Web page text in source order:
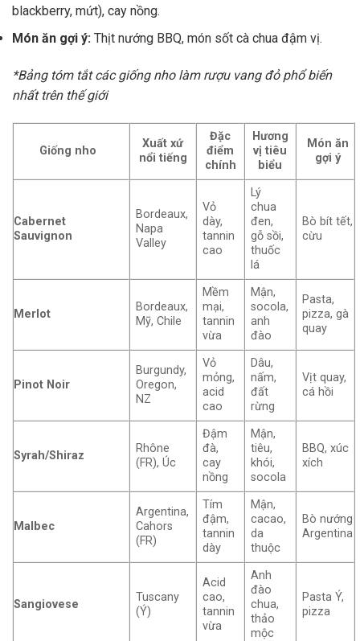
blackberry, mứt), cay nồng.
Món ăn gợi ý: Thịt nướng BBQ, món sốt cà chua đậm vị.
*Bảng tóm tắt các giống nho làm rượu vang đỏ phổ biến
nhất trên thế giới
Giống nho
Xuất xứ
nổi tiếng
Đặc
điểm
chính
Hương
vị tiêu
biểu
Món ăn
gợi ý
Cabernet
Sauvignon
Bordeaux,
Napa
Valley
Vỏ
dày,
tannin
cao
Lý
chua
đen,
gỗ sồi,
thuốc
lá
Bò bít tết,
cừu
Merlot
Bordeaux,
Mỹ, Chile
Mềm
mại,
tannin
vừa
Mận,
socola,
anh
đào
Pasta,
pizza, gà
quay
Pinot Noir
Burgundy,
Oregon,
NZ
Vỏ
mỏng,
acid
cao
Dâu,
nấm,
đất
rừng
Vịt quay,
cá hồi
Syrah/Shiraz
Rhône
(FR), Úc
Đậm
đà,
cay
nồng
Mận,
tiêu,
khói,
socola
BBQ, xúc
xích
Malbec
Argentina,
Cahors
(FR)
Tím
đậm,
tannin
dày
Mận,
cacao,
da
thuộc
Bò nướng
Argentina
Sangiovese
Tuscany
(Ý)
Acid
cao,
tannin
vừa
Anh
đào
chua,
thảo
mộc
Pasta Ý,
pizza